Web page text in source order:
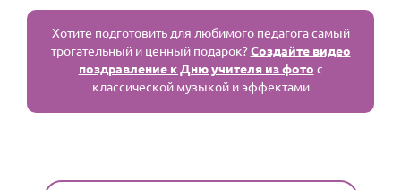
Хотите подготовить для любимого педагога самый
трогательный и ценный подарок?Создайте видео
поздравление к Дню учителя из фото с
классической музыкой и эффектами